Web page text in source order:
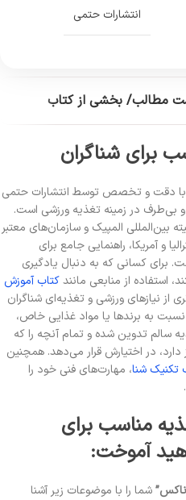
انتشارات حتمی
مطالب/ بخشی از کتاب
برای شناگران
دقت و تخصص توسط انتشارات حتمی
بی‌طرف در زمینه تغذیه ورزشی است.
بین‌المللی المپیک و سازمان‌های معتبر
و آمریکا، راهنمایی جامع برای
برای کسانی که به دنبال یادگیری
از منابعی مانندکتاب آموزش
از نیازهای ورزشی و تغذیه‌ای شناگران
به برندها یا مواد غذایی خاص،
سالم تدوین شده و تمام آنچه را که
دارد، در اختیارش قرار می‌دهد. همچنین
تکنیک شنا، مهارت‌های فنی خود را
مناسب برای
آموخت:
شما را با موضوعات زیر آشنا